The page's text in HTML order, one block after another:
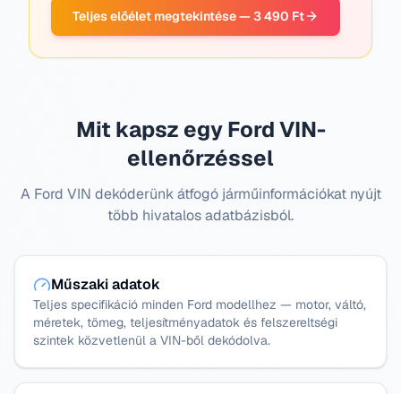
Teljes előélet megtekintése — 3 490 Ft
Mit kapsz egy Ford VIN-
ellenőrzéssel
A Ford VIN dekóderünk átfogó járműinformációkat nyújt
több hivatalos adatbázisból.
Műszaki adatok
Teljes specifikáció minden Ford modellhez — motor, váltó,
méretek, tömeg, teljesítményadatok és felszereltségi
szintek közvetlenül a VIN-ből dekódolva.